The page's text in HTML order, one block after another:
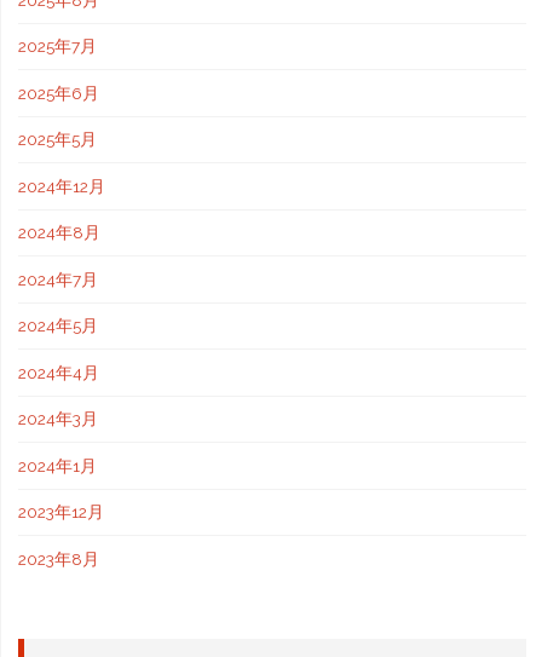
2025年7月
2025年6月
2025年5月
2024年12月
2024年8月
2024年7月
2024年5月
2024年4月
2024年3月
2024年1月
2023年12月
2023年8月